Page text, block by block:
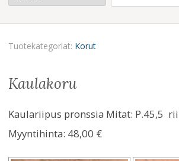
Tuotekategoriat: Korut
kaulakoru
Kaulariipus pronssia Mitat: P.45,5
Myyntihinta: 48,00 €